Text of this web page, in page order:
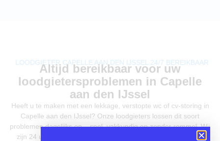
LOODGIETER CAPELLE AAN DEN IJSSEL 24/7 BEREIKBAAR
Altijd bereikbaar voor uw
loodgietersproblemen in Capelle
aan den IJssel
Heeft u te maken met een lekkage, verstopte wc of cv-storing in
Capelle aan den IJssel? Onze loodgieters lossen dit soort
problemen dagelijks op – snel, vakkundig en zonder rommel. Wij
zijn 24 uur per dag, 7 dagen per week bereikbaar en komen